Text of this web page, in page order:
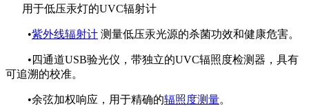
用于低压汞灯的UVC辐射计
•紫外线辐射计 测量低压汞光源的杀菌功效和健康危害。
•四通道USB验光仪，带独立的UVC辐照度检测器，具有
可追溯的校准。
•余弦加权响应，用于精确的辐照度测量。